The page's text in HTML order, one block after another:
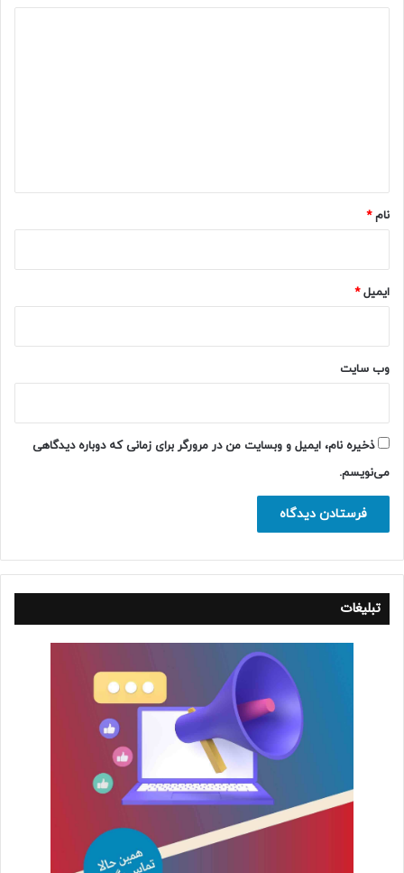
نام*
ایمیل*
وب‌ سایت
ذخیره نام، ایمیل و وبسایت من در مرورگر برای زمانی که دوباره دیدگاهی
می‌نویسم.
تبلیغات